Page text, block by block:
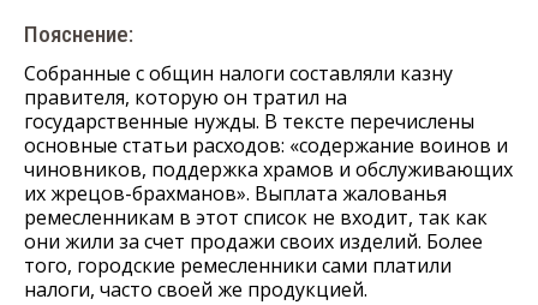
Пояснение:
Собранные с общин налоги составляли казну
правителя, которую он тратил на
государственные нужды. В тексте перечислены
основные статьи расходов: «содержание воинов и
чиновников, поддержка храмов и обслуживающих
их жрецов-брахманов». Выплата жалованья
ремесленникам в этот список не входит, так как
они жили за счет продажи своих изделий. Более
того, городские ремесленники сами платили
налоги, часто своей же продукцией.